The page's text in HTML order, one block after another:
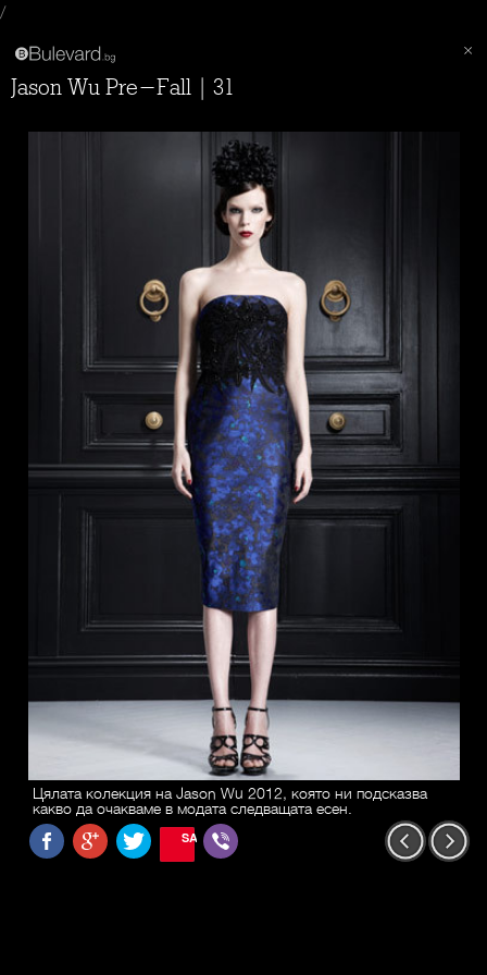
/
Jason Wu Pre-Fall | 31
Цялата колекция на Jason Wu 2012, която ни подсказва
какво да очакваме в модата следващата есен.
SAVE